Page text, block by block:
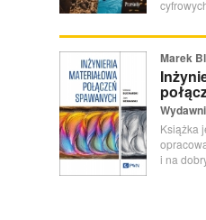
Marek
Książka
i na